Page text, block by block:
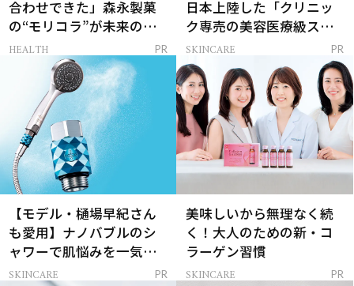
合わせできた」森永製菓
の“モリコラ”が未来のキ
レイを連れてくる！
HEALTH PR
日本上陸した「クリニッ
ク専売の美容医療級スキ
ンケア」
SKINCARE PR
【モデル・樋場早紀さん
も愛用】ナノバブルのシ
ャワーで肌悩みを一気に
解決
SKINCARE PR
美味しいから無理なく続
く！大人のための新・コ
ラーゲン習慣
SKINCARE PR